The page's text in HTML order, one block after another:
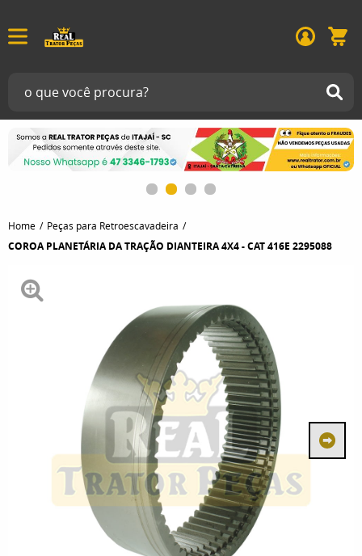
Home Peças para Retroescavadeira
COROA PLANETÁRIA DA TRAÇÃO DIANTEIRA 4X4 - CAT 416E 2295088